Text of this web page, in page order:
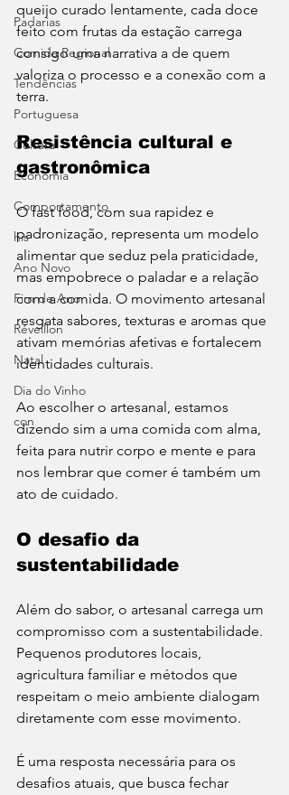
Padarias
Comida Regional
Tendências
Portuguesa
Cultura
Economia
Comportamento
his
Ano Novo
Fim de Ano
Réveillon
Natal
Dia do Vinho
con
queijo curado lentamente, cada doce
feito com frutas da estação carrega
consigo uma narrativa a de quem
valoriza o processo e a conexão com a
terra.
Resistência cultural e
gastronômica
O fast food, com sua rapidez e
padronização, representa um modelo
alimentar que seduz pela praticidade,
mas empobrece o paladar e a relação
com a comida. O movimento artesanal
resgata sabores, texturas e aromas que
ativam memórias afetivas e fortalecem
identidades culturais.
Ao escolher o artesanal, estamos
dizendo sim a uma comida com alma,
feita para nutrir corpo e mente e para
nos lembrar que comer é também um
ato de cuidado.
O desafio da
sustentabilidade
Além do sabor, o artesanal carrega um
compromisso com a sustentabilidade.
Pequenos produtores locais,
agricultura familiar e métodos que
respeitam o meio ambiente dialogam
diretamente com esse movimento.
É uma resposta necessária para os
desafios atuais, que busca fechar